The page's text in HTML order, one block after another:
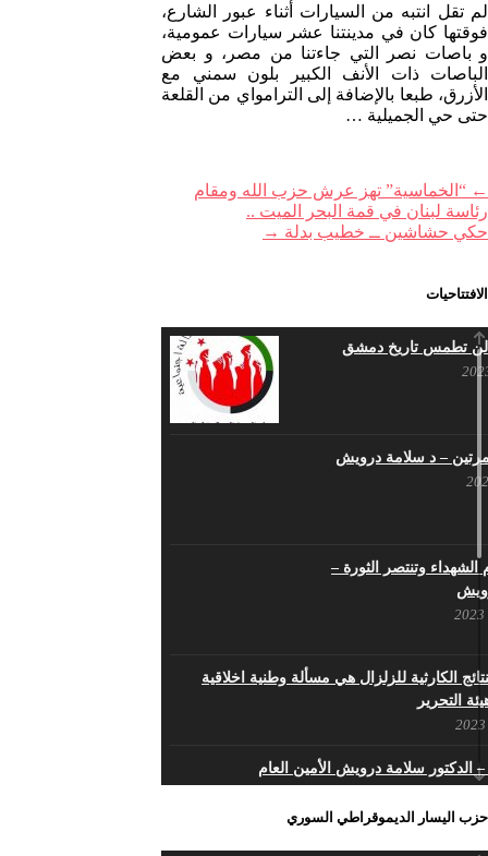
لم تقل انتبه من السيارات أثناء عبور الشارع،
فوقتها كان في مدينتنا عشر سيارات عمومية،
و باصات نصر التي جاءتنا من مصر، و بعض
الباصات ذات الأنف الكبير بلون سمني مع
الأزرق، طبعا بالإضافة إلى الترامواي من القلعة
حتى حي الجميلية …
← “الخماسية” تهز عرش حزب الله ومقام
رئاسة لبنان في قمة البحر الميت ..
حكي حشاشين ــ خطيب بدلة →
الافتتاحيات
لن تطمس تاريخ دمشق
مرتين – د سلامة درويش
وتنتصر الثورة –
الكارثية للزلزال هي مسألة وطنية اخلاقية
التحرير
– الدكتور سلامة درويش الأمين العام
حزب اليسار الديموقراطي السوري